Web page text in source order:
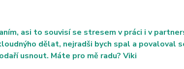
asi to souvisí se stresem v práci i v
dělat, nejradši bych spal a povaloval
usnout. Máte pro mě radu? Viki